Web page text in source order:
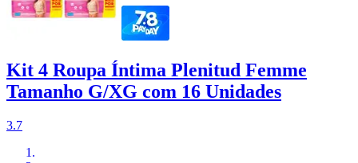
Kit 4 Roupa Íntima Plenitud Femme
Tamanho G/XG com 16 Unidades
3.7